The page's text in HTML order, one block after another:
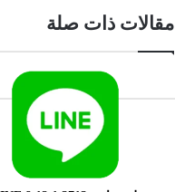
مقالات ذات صلة